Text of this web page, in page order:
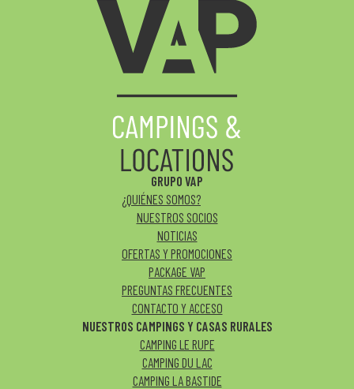
GRUPO VAP
¿QUIÉNES SOMOS?
NUESTROS SOCIOS
NOTICIAS
OFERTAS Y PROMOCIONES
PACKAGE VAP
PREGUNTAS FRECUENTES
CONTACTO Y ACCESO
NUESTROS CAMPINGS Y CASAS RURALES
CAMPING LE RUPE
CAMPING DU LAC
CAMPING LA BASTIDE